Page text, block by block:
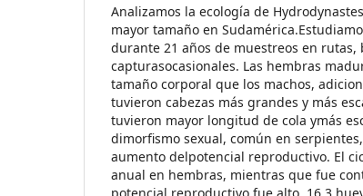
Analizamos la ecología de
mayor tamaño en
durante 21 años de muestreos en rutas,
capturasocasionales. Las hembras
tamaño corporal que los machos,
tuvieron cabezas más grandes y más
tuvieron mayor longitud de cola ymás
dimorfismo sexual, común en
aumento delpotencial reproductivo. El
anual en hembras, mientras que fue